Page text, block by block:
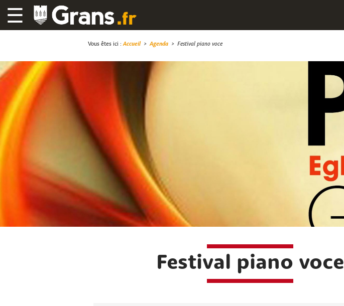
☰
Vous êtes ici : Accueil> Agenda > Festival piano voce
Festival piano voce